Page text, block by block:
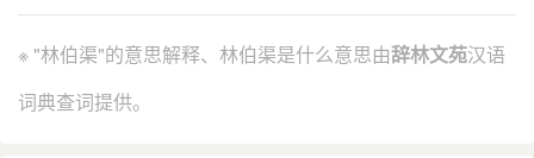
林 伯
※ "林伯渠"的意思解释、林伯渠是什么意思由辞林文苑汉语
词典查词提供。